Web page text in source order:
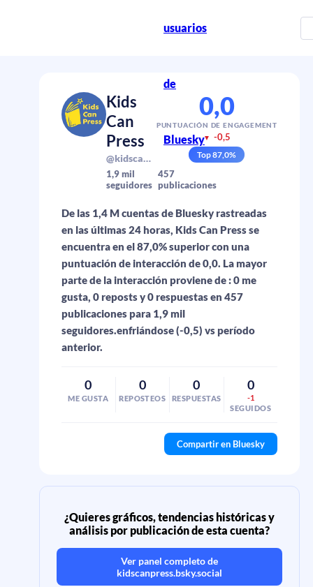
usuarios
de
Bluesky
Kids
Can
Press
@kidscanpress.bsky.social
1,9 mil
seguidores
457
publicaciones
0,0
PUNTUACIÓN DE ENGAGEMENT
▼ -0,5
Top87,0%
De las 1,4 M cuentas de Bluesky rastreadas
en las últimas 24 horas, Kids Can Press se
encuentra en el 87,0% superior con una
puntuación de interacción de 0,0. La mayor
parte de la interacción proviene de : 0 me
gusta, 0 reposts y 0 respuestas en 457
publicaciones para 1,9 mil
seguidores.enfriándose (-0,5) vs período
anterior.
0
ME GUSTA
0
REPOSTEOS
0
RESPUESTAS
0
-1
SEGUIDOS
Compartir en Bluesky
¿Quieres gráficos, tendencias históricas y
análisis por publicación de esta cuenta?
Ver panel completo de
kidscanpress.bsky.social